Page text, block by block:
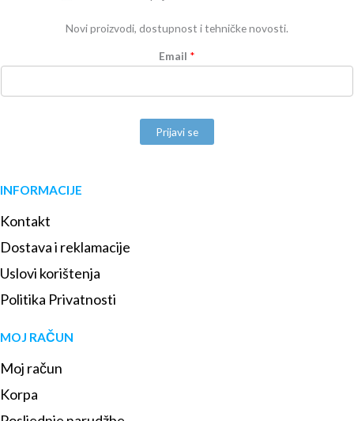
Novi proizvodi, dostupnost i tehničke novosti.
Email *
Prijavi se
INFORMACIJE
Kontakt
Dostava i reklamacije
Uslovi korištenja
Politika Privatnosti
MOJ RAČUN
Moj račun
Korpa